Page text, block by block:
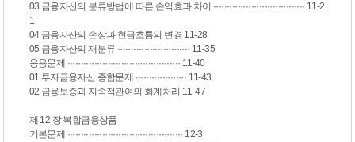
03 금융자산의 분류방법에 따른 손익효과 차이 ·································· 11-2
1
04 금융자산의 손상과 현금흐름의 변경 11-28
05 금융자산의 재분류 ··························· 11-35
응용문제 ·········································· 11-40
01 투자금융자산 종합문제 ··················· 11-43
02 금융보증과 지속적관여의 회계처리 11-47
제 12 장 복합금융상품
기본문제 ··········································· 12-3